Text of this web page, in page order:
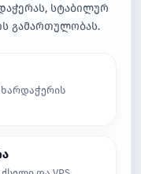
სტაბილურ
გამართულობას.